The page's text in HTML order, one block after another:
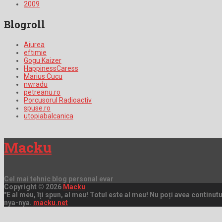
2009
Blogroll
Aiurea
eftimie
Gogu Kaizer
HappinessCaress
Marius Cucu
nwradu
petreanu.ro
Porcusorul Radioactiv
spuse.ro
utopiabalcanica
Macku
Cel mai tehnic blog personal evar
Copyright © 2026 Macku
"E al meu, îți spun, al meu! Totul este al meu! Nu poți avea
nya-nya. macku.net